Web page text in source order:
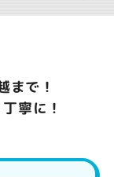
まで！
寧に！